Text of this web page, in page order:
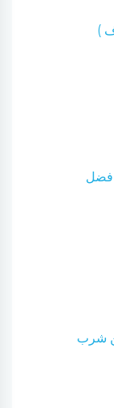
فضل
شرب